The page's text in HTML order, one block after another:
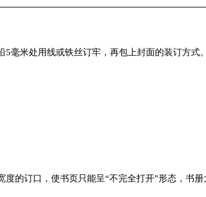
毫米处用线或铁丝订牢，再包上封面的装订方式。
的订口，使书页只能呈“不完全打开”形态，书